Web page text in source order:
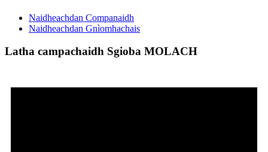
Naidheachdan Companaidh
Naidheachdan Gnìomhachais
Latha campachaidh Sgioba MOLACH